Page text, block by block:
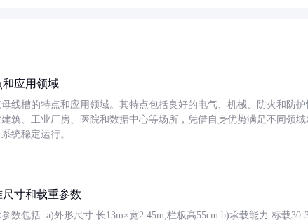
应用领域
线槽的特点和应用领域。其特点包括良好的电气、机械、防火和防护
筑、工业厂房、医院和数据中心等场所，凭借自身优势满足不同领域
统稳定运行。
寸和载重参数
数包括: a)外形尺寸:长13m×宽2.45m,栏板高55cm b)承载能力:标载30-